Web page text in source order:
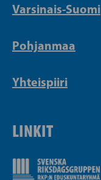
Varsinais-Suomi
Pohjanmaa
Yhteispiiri
LINKIT